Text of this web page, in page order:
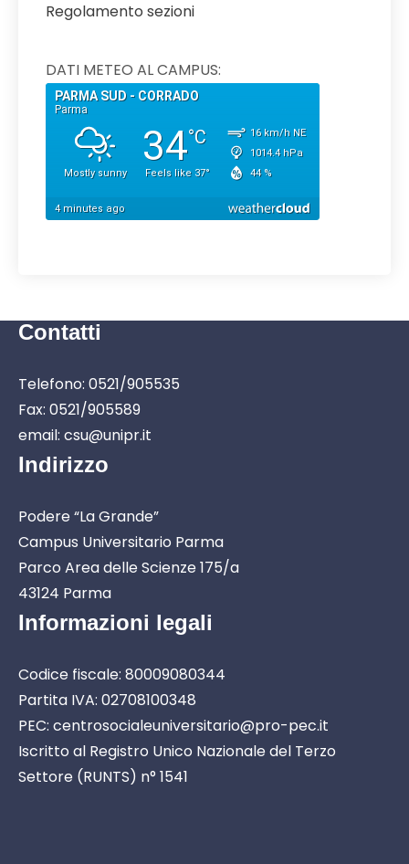
Regolamento sezioni
DATI METEO AL CAMPUS:
Contatti
Telefono: 0521/905535
Fax: 0521/905589
email: csu@unipr.it
Indirizzo
Podere “La Grande”
Campus Universitario Parma
Parco Area delle Scienze 175/a
43124 Parma
Informazioni legali
Codice fiscale: 80009080344
Partita IVA: 02708100348
PEC: centrosocialeuniversitario@pro-pec.it
Iscritto al Registro Unico Nazionale del Terzo
Settore (RUNTS) n° 1541